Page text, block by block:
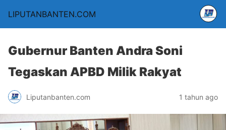
LIPUTANBANTEN.COM
Gubernur Banten Andra Soni
Tegaskan APBD Milik Rakyat
Liputanbanten.com 1 tahun ago